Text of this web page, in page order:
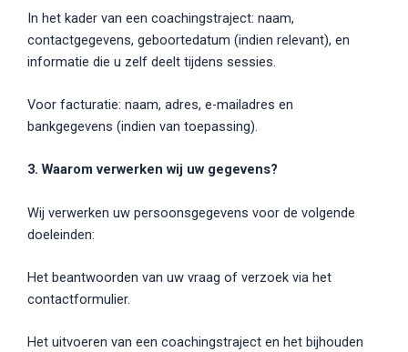
In het kader van een coachingstraject: naam,
contactgegevens, geboortedatum (indien relevant), en
informatie die u zelf deelt tijdens sessies.
Voor facturatie: naam, adres, e-mailadres en
bankgegevens (indien van toepassing).
3. Waarom verwerken wij uw gegevens?
Wij verwerken uw persoonsgegevens voor de volgende
doeleinden:
Het beantwoorden van uw vraag of verzoek via het
contactformulier.
Het uitvoeren van een coachingstraject en het bijhouden